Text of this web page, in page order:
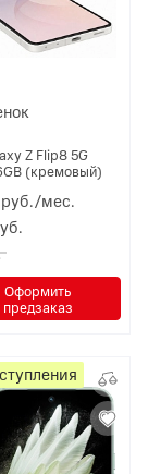
Z Flip8 5G
(кремовый)
руб./мес.
Оформить
предзаказ